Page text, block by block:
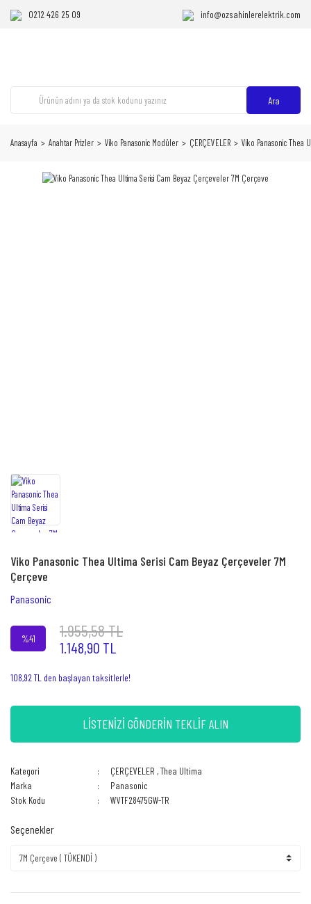
0212 426 25 09 info@ozsahinlerelektrik.com
Ara
Anasayfa Anahtar Prizler Viko Panasonic Modüler ÇERÇEVELER Viko Panasonic Thea
Viko Panasonic Thea Ultima Serisi Cam Beyaz Çerçeveler 7M
Çerçeve
Panasonic
%41 1.955,58 TL
1.148,90 TL
108,92 TL den başlayan taksitlerle!
LİSTENİZİ GÖNDERİN TEKLİF ALIN
Kategori ÇERÇEVELER ,Thea Ultima
Marka
Panasonic
Stok Kodu
WVTF28475GW-TR
Seçenekler